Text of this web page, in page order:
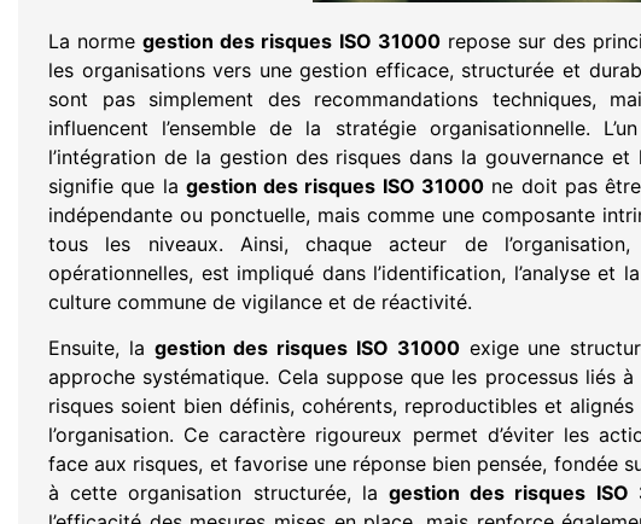
La normegestion des risques ISO 31000repose sur des
les organisations vers une gestion efficace, structurée et
sont pas simplement des recommandations techniques,
influencent l’ensemble de la stratégie organisationnelle.
l’intégration de la gestion des risques dans la gouvernance et
signifie que la gestion des risques ISO 31000 ne doit pas
indépendante ou ponctuelle, mais comme une composante
tous les niveaux. Ainsi, chaque acteur de
opérationnelles, est impliqué dans l’identification, l’analyse et
culture commune de vigilance et de réactivité.
Ensuite, la gestion des risques ISO 31000exige une
approche systématique. Cela suppose que les processus liés
risques soient bien définis, cohérents, reproductibles et
l’organisation. Ce caractère rigoureux permet d’éviter les
face aux risques, et favorise une réponse bien pensée, fondée
à cette organisation structurée, la gestion des risques ISO